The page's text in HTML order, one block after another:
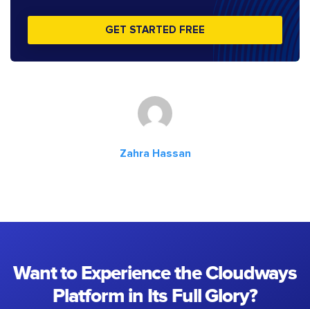
GET STARTED FREE
Zahra Hassan
Want to Experience the Cloudways
Platform in Its Full Glory?